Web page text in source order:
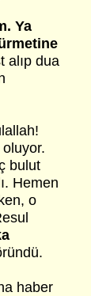
Ya
alıp dua
oluyor.
bulut
Hemen
o
haber